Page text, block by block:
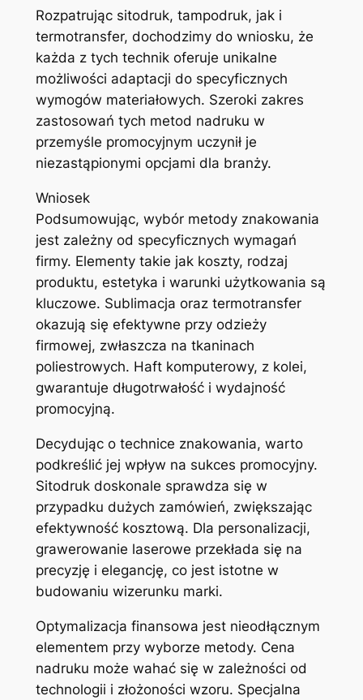
Rozpatrując sitodruk, tampodruk, jak i
termotransfer, dochodzimy do wniosku, że
każda z tych technik oferuje unikalne
możliwości adaptacji do specyficznych
wymogów materiałowych. Szeroki zakres
zastosowań tych metod nadruku w
przemyśle promocyjnym uczynił je
niezastąpionymi opcjami dla branży.
Wniosek
Podsumowując, wybór metody znakowania
jest zależny od specyficznych wymagań
firmy. Elementy takie jak koszty, rodzaj
produktu, estetyka i warunki użytkowania są
kluczowe. Sublimacja oraz termotransfer
okazują się efektywne przy odzieży
firmowej, zwłaszcza na tkaninach
poliestrowych. Haft komputerowy, z kolei,
gwarantuje długotrwałość i wydajność
promocyjną.
Decydując o technice znakowania, warto
podkreślić jej wpływ na sukces promocyjny.
Sitodruk doskonale sprawdza się w
przypadku dużych zamówień, zwiększając
efektywność kosztową. Dla personalizacji,
grawerowanie laserowe przekłada się na
precyzję i elegancję, co jest istotne w
budowaniu wizerunku marki.
Optymalizacja finansowa jest nieodłącznym
elementem przy wyborze metody. Cena
nadruku może wahać się w zależności od
technologii i złożoności wzoru. Specjalna